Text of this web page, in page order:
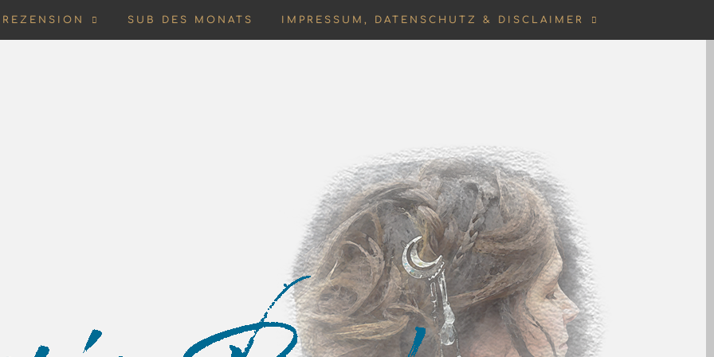
REZENSION SUB DES MONATS IMPRESSUM, DATENSCHUTZ & DISCLAIMER